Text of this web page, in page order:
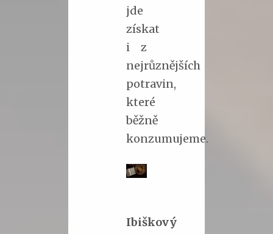
jde
získat
i z
nejrůznějších
potravin,
které
běžně
konzumujeme.
Ibiškový